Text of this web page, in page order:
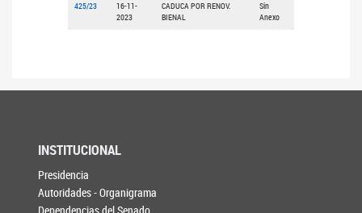
425/23
16-11-
2023
CADUCA POR RENOV.
BIENAL
Sin
Anexo
INSTITUCIONAL
Presidencia
Autoridades - Organigrama
Dependencias del Senado